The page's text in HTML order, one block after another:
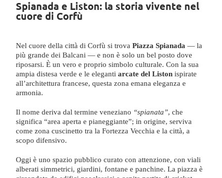
Spianada e Liston: la storia vivente nel
cuore di Corfù
Nel cuore della città di Corfù si trovaPiazza Spianada — la
più grande dei Balcani — e non è solo un bel posto dove
riposarsi. È un vero e proprio simbolo culturale. Con la sua
ampia distesa verde e le elegantiarcate del Liston ispirate
all’architettura francese, questa zona emana eleganza e
armonia.
Il nome deriva dal termine veneziano “spianata”, che
significa “area aperta e pianeggiante”; in origine, serviva
come zona cuscinetto tra la Fortezza Vecchia e la città, a
scopo difensivo.
Oggi è uno spazio pubblico curato con attenzione, con viali
alberati simmetrici, giardini, fontane e panchine. La piazza è